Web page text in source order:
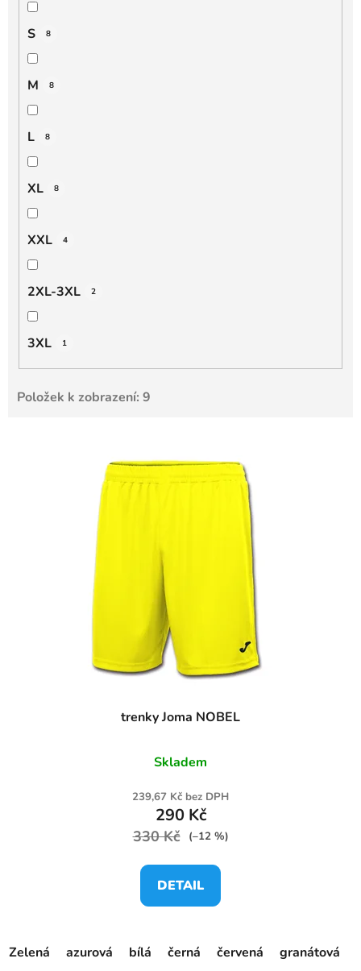
S 8
M 8
L 8
XL 8
XXL 4
2XL-3XL 2
3XL 1
Položek k zobrazení: 9
trenky Joma NOBEL
Skladem
239,67 Kč bez DPH
290 Kč
330 Kč (–12 %)
DETAIL
Zelená azurová bílá černá červená granátová